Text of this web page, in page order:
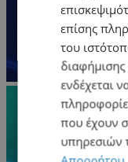
επίσης
του
ενδέχεται
που έχουν
υπηρεσιών